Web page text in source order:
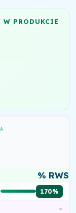
PRODUKCIE
% RWS
170%
–